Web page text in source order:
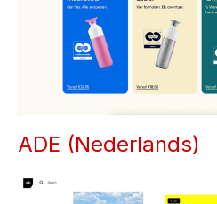
ADE (Nederlands)